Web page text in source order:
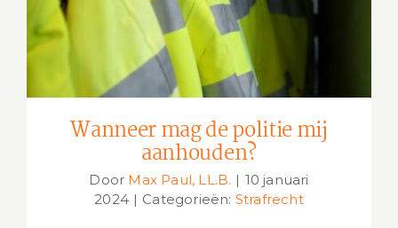
Wanneer mag de politie mij
aanhouden?
Door Max Paul, LL.B. | 10 januari
2024 | Categorieën: Strafrecht